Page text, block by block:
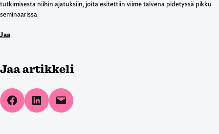
tutkimisesta niihin ajatuksiin, joita esitettiin viime talvena pidetyssä pikku
seminaarissa.
Jaa
Jaa artikkeli
Share on Facebook
Share on LinkedIn
Email this Page